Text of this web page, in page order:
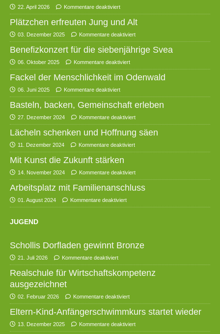
22. April 2026 Kommentare deaktiviert
Plätzchen erfreuten Jung und Alt
03. Dezember 2025 Kommentare deaktiviert
Benefizkonzert für die siebenjährige Svea
06. Oktober 2025 Kommentare deaktiviert
Fackel der Menschlichkeit im Odenwald
06. Juni 2025 Kommentare deaktiviert
Basteln, backen, Gemeinschaft erleben
27. Dezember 2024 Kommentare deaktiviert
Lächeln schenken und Hoffnung säen
11. Dezember 2024 Kommentare deaktiviert
Mit Kunst die Zukunft stärken
14. November 2024 Kommentare deaktiviert
Arbeitsplatz mit Familienanschluss
01. August 2024 Kommentare deaktiviert
JUGEND
Schollis Dorfladen gewinnt Bronze
21. Juli 2026 Kommentare deaktiviert
Realschule für Wirtschaftskompetenz
ausgezeichnet
02. Februar 2026 Kommentare deaktiviert
Eltern-Kind-Anfängerschwimmkurs startet wieder
13. Dezember 2025 Kommentare deaktiviert